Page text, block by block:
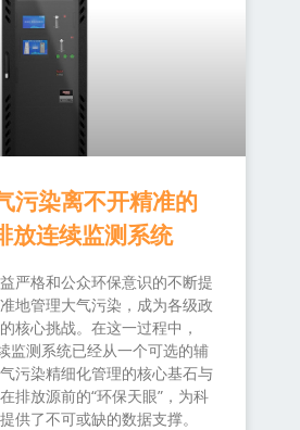
污染离不开精准的
放连续监测系统
严格和公众环保意识的不断提
地管理大气污染，成为各级政
核心挑战。在这一过程中，
监测系统已经从一个可选的辅
污染精细化管理的核心基石与
排放源前的“环保天眼”，为科
供了不可或缺的数据支撑。